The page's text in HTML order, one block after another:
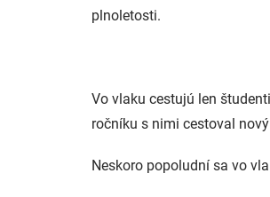
plnoletosti.
Vo vlaku cestujú len
ročníku s nimi cestoval
Neskoro popoludní sa vo